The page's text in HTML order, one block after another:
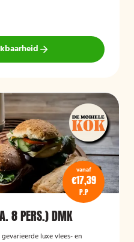
vanaf
€17,39
P.P
8 PERS.) DMK
luxe vlees- en